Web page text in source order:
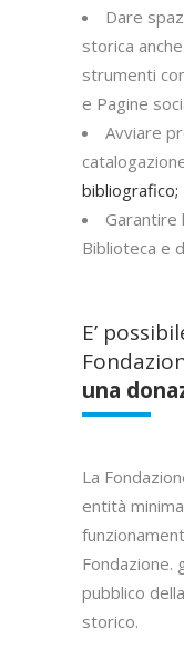
Dare
storica
strumenti
e Pagine
Avviare
bibliografico;
Garantire
Biblioteca e
E’
una
La
entità
Fondazione.
pubblico
storico.